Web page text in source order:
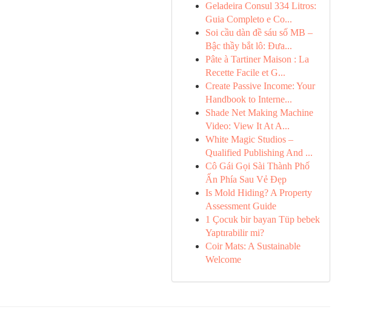
Geladeira Consul 334 Litros:
Guia Completo e Co...
Soi cầu dàn đề sáu số MB –
Bậc thầy bắt lô: Đưa...
Pâte à Tartiner Maison : La
Recette Facile et G...
Create Passive Income: Your
Handbook to Interne...
Shade Net Making Machine
Video: View It At A...
White Magic Studios –
Qualified Publishing And ...
Cô Gái Gọi Sài Thành Phố
Ẩn Phía Sau Vẻ Đẹp
Is Mold Hiding? A Property
Assessment Guide
1 Çocuk bir bayan Tüp bebek
Yaptırabilir mi?
Coir Mats: A Sustainable
Welcome